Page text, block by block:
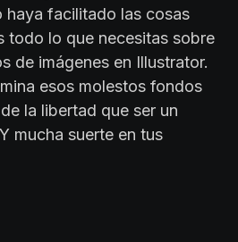
haya facilitado las cosas
todo lo que necesitas sobre
de imágenes en Illustrator.
esos molestos fondos
la libertad que ser un
mucha suerte en tus